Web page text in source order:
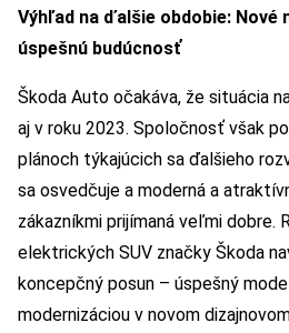
Výhľad na ďalšie obdobie: Nové
úspešnú budúcnosť
Škoda Auto očakáva, že situácia
aj v roku 2023. Spoločnosť však
plánoch týkajúcich sa ďalšieho
sa osvedčuje a moderná a
zákazníkmi prijímaná veľmi dobre.
elektrických SUV značky Škoda
koncepčný posun – úspešný
modernizáciou v novom